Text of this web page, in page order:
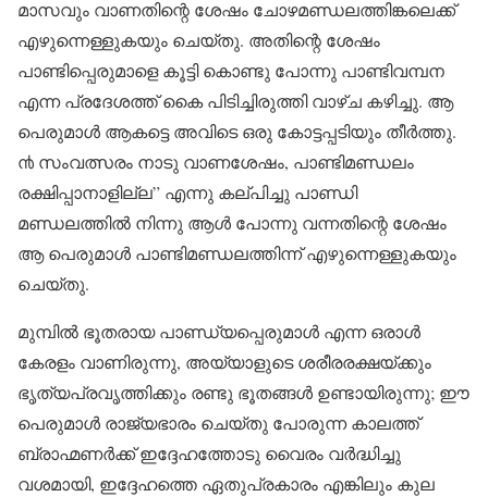
മാസവും വാണതിന്റെ ശേഷം ചോഴമണ്ഡലത്തിങ്കലെക്ക്
എഴുന്നെള്ളുകയും ചെയ്തു. അതിന്റെ ശേഷം
പാണ്ടിപ്പെരുമാളെ കൂട്ടി കൊണ്ടു പോന്നു പാണ്ടിവമ്പന
എന്ന പ്രദേശത്ത് കൈ പിടിച്ചിരുത്തി വാഴ്ച കഴിച്ചു. ആ
പെരുമാൾ ആകട്ടെ അവിടെ ഒരു കോട്ടപ്പടിയും തീർത്തു.
൯ സംവത്സരം നാടു വാണശേഷം, പാണ്ടിമണ്ഡലം
രക്ഷിപ്പാനാളില്ല” എന്നു കല്പിച്ചു പാണ്ഡി
മണ്ഡലത്തിൽ നിന്നു ആൾ പോന്നു വന്നതിന്റെ ശേഷം
ആ പെരുമാൾ പാണ്ടിമണ്ഡലത്തിന്ന് എഴുന്നെള്ളുകയും
ചെയ്തു.
മുമ്പിൽ ഭൂതരായ പാണ്ഡ്യപ്പെരുമാൾ എന്ന ഒരാൾ
കേരളം വാണിരുന്നു, അയ്യാളുടെ ശരീരരക്ഷയ്ക്കും
ഭൃത്യപ്രവൃത്തിക്കും രണ്ടു ഭൂതങ്ങൾ ഉണ്ടായിരുന്നു; ഈ
പെരുമാൾ രാജ്യഭാരം ചെയ്തു പോരുന്ന കാലത്ത്
ബ്രാഹ്മണർക്ക് ഇദ്ദേഹത്തോടു വൈരം വർദ്ധിച്ചു
വശമായി, ഇദ്ദേഹത്തെ ഏതുപ്രകാരം എങ്കിലും കുല